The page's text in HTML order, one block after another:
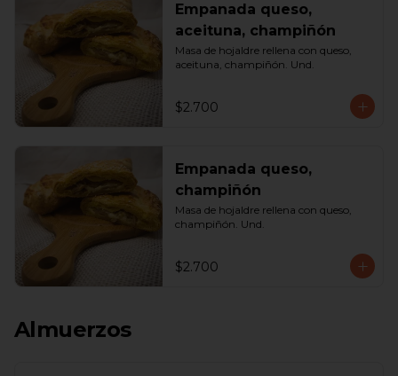
Empanada queso,
aceituna, champiñón
Masa de hojaldre rellena con queso,
aceituna, champiñón. Und.
$2.700
Empanada queso,
champiñón
Masa de hojaldre rellena con queso,
champiñón. Und.
$2.700
Almuerzos